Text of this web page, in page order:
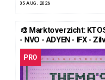
05 AUG. 2026
🎨 Marktoverzicht:
- NVO - ADYEN - IFX -
PRO